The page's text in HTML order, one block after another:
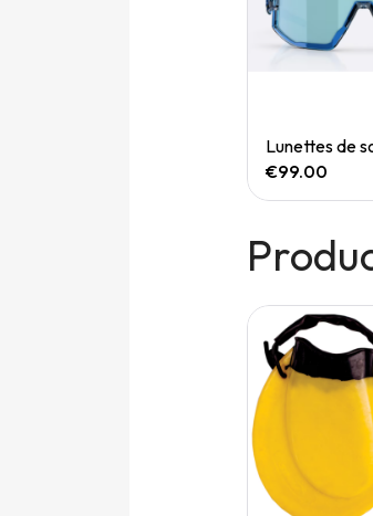
Quick
€99.00